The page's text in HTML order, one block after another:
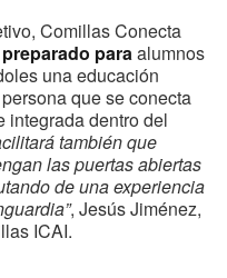
Comillas Conecta
paraalumnos
una educación
que se conecta
integrada dentro del
también que
las puertas abiertas
de una experiencia
, Jesús Jiménez,
ICAI.